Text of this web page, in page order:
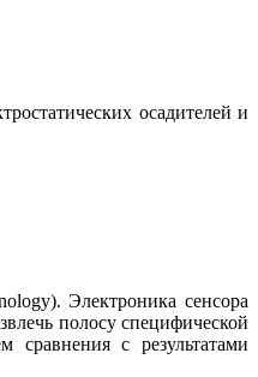
осадителей и
Электроника сенсора
полосу специфической
с результатами